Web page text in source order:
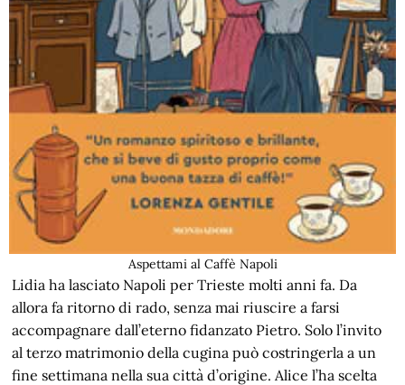
Aspettami al Caffè Napoli
Lidia ha lasciato Napoli per Trieste molti anni fa. Da
allora fa ritorno di rado, senza mai riuscire a farsi
accompagnare dall’eterno fidanzato Pietro. Solo l’invito
al terzo matrimonio della cugina può costringerla a un
fine settimana nella sua città d’origine. Alice l’ha scelta